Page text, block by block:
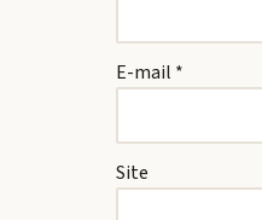
E-mail *
Site